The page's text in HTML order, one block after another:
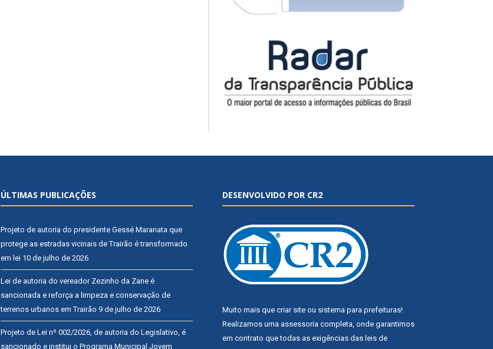
ÚLTIMAS PUBLICAÇÕES
Projeto de autoria do presidente Gessé Maranata que
protege as estradas vicinais de Trairão é transformado
em lei 10 de julho de 2026
Lei de autoria do vereador Zezinho da Zane é
sancionada e reforça a limpeza e conservação de
terrenos urbanos em Trairão 9 de julho de 2026
Projeto de Lei nº 002/2026, de autoria do Legislativo, é
sancionado e institui o Programa Municipal Jovem
DESENVOLVIDO POR CR2
Muito mais que criar site ou sistema para prefeituras!
Realizamos uma assessoria completa, onde garantimos
em contrato que todas as exigências das leis de